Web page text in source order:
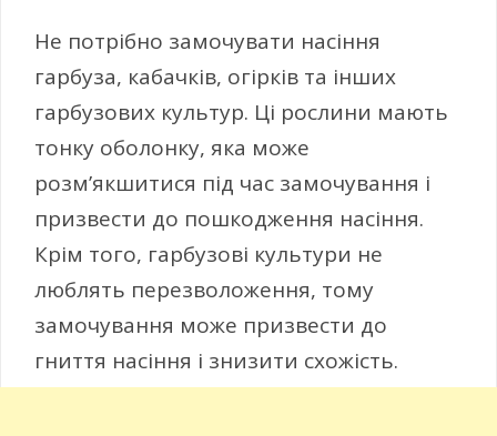
Не потрібно замочувати насіння
гарбуза, кабачків, огірків та інших
гарбузових культур. Ці рослини мають
тонку оболонку, яка може
розм’якшитися під час замочування і
призвести до пошкодження насіння.
Крім того, гарбузові культури не
люблять перезволоження, тому
замочування може призвести до
гниття насіння і знизити схожість.